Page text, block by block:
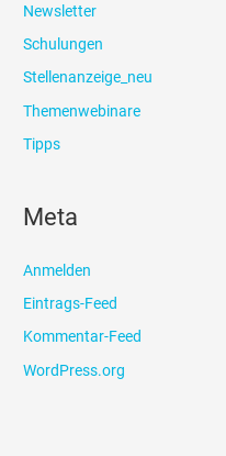
Newsletter
Schulungen
Stellenanzeige_neu
Themenwebinare
Tipps
Meta
Anmelden
Eintrags-Feed
Kommentar-Feed
WordPress.org